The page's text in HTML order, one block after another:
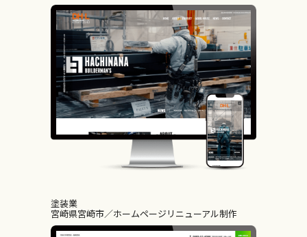
塗装業
宮崎県宮崎市 ホームページリニューアル制作